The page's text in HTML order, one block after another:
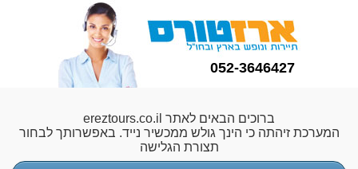
052-3646427
ברוכים הבאים לאתר ereztours.co.il
המערכת זיהתה כי הינך גולש ממכשיר נייד. באפשרותך לבחור
תצורת הגלישה